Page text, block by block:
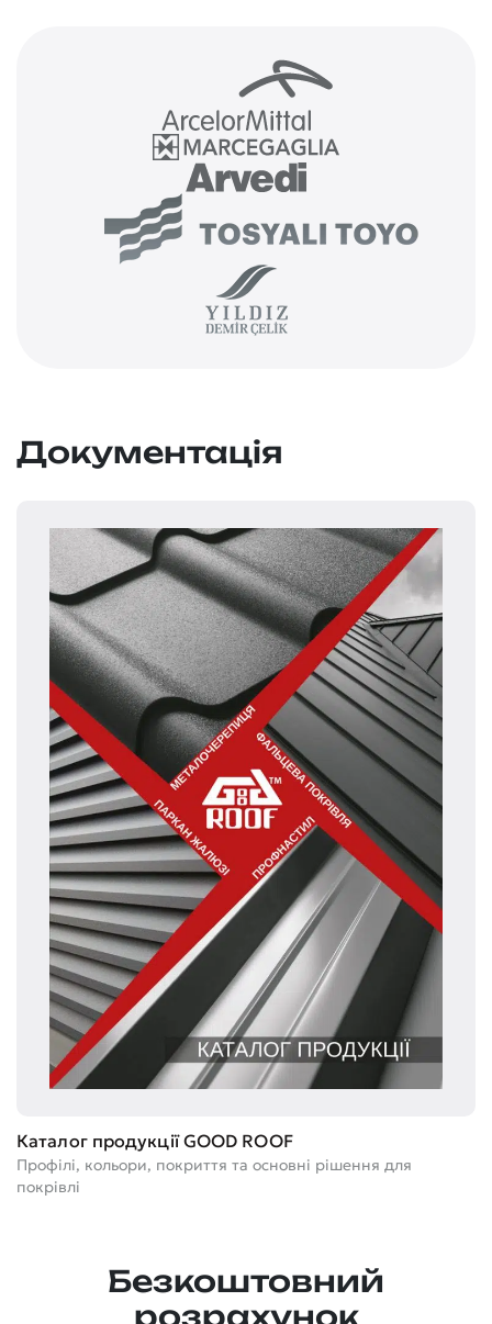
Документація
Каталог продукції GOOD ROOF
Профілі, кольори, покриття та основні рішення для
покрівлі
Безкоштовний
розрахунок